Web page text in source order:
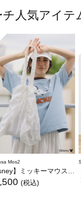
人気アイテ
Mos2
】ミッキーマウス/総刺繍フリルバッグ
(税込)